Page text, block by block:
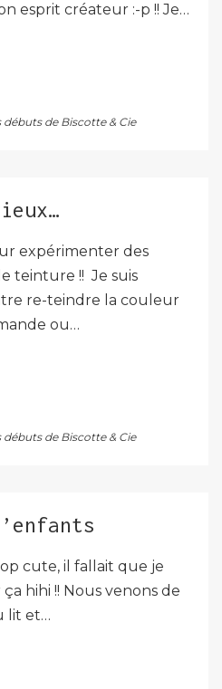
esprit créateur :-p !! Je…
débuts de Biscotte & Cie
expérimenter des
teinture !! Je suis
re-teindre la couleur
ou…
débuts de Biscotte & Cie
cute, il fallait que je
hihi !! Nous venons de
lit et…